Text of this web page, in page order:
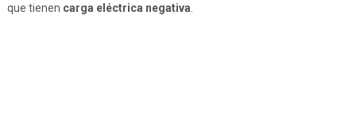
que tienen carga eléctrica negativa